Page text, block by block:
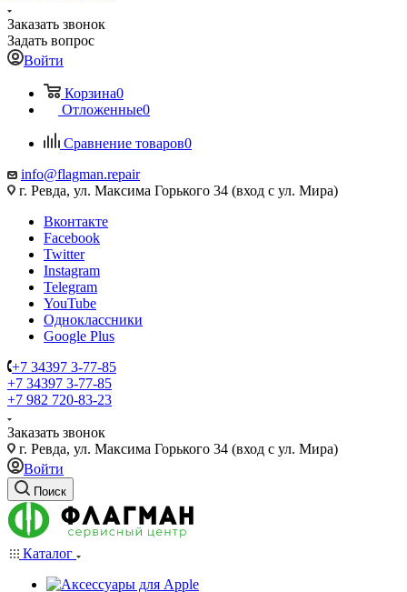
Заказать звонок
Задать вопрос
Войти
Корзина0
Отложенные0
Сравнение товаров0
info@flagman.repair
г. Ревда, ул. Максима Горького 34 (вход с ул. Мира)
Вконтакте
Facebook
Twitter
Instagram
Telegram
YouTube
Одноклассники
Google Plus
+7 34397 3-77-85
+7 34397 3-77-85
+7 982 720-83-23
Заказать звонок
г. Ревда, ул. Максима Горького 34 (вход с ул. Мира)
Войти
Поиск
Каталог